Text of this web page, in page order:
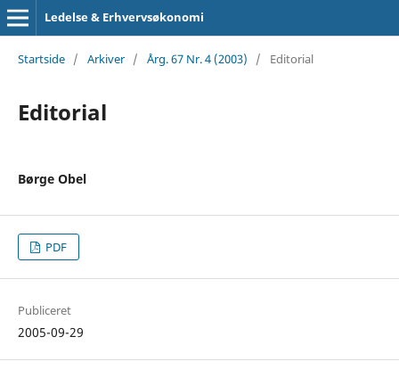
Ledelse & Erhvervsøkonomi
Startside / Arkiver / Årg. 67 Nr. 4 (2003) / Editorial
Editorial
Børge Obel
PDF
Publiceret
2005-09-29